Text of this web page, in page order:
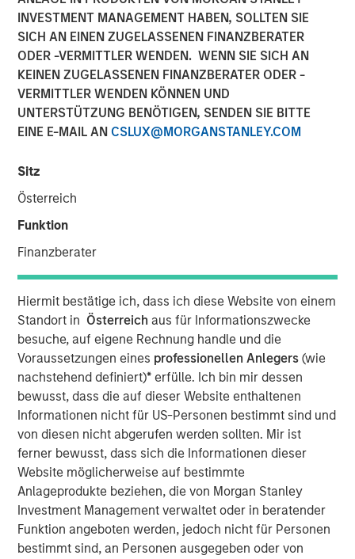
INVESTMENT MANAGEMENT HABEN, SOLLTEN SIE
SICH AN EINEN ZUGELASSENEN FINANZBERATER
ODER -VERMITTLER WENDEN. WENN SIE SICH AN
KEINEN ZUGELASSENEN FINANZBERATER ODER -
VERMITTLER WENDEN KÖNNEN UND
UNTERSTÜTZUNG BENÖTIGEN, SENDEN SIE BITTE
EINE E-MAIL AN CSLUX@MORGANSTANLEY.COM
Sitz
Österreich
Funktion
Finanzberater
Hiermit bestätige ich, dass ich diese Website von einem
Standort in Österreich aus für Informationszwecke
besuche, auf eigene Rechnung handle und die
Voraussetzungen eines professionellen Anlegers(wie
nachstehend definiert)* erfülle. Ich bin mir dessen
bewusst, dass die auf dieser Website enthaltenen
Informationen nicht für US-Personen bestimmt sind und
von diesen nicht abgerufen werden sollten. Mir ist
ferner bewusst, dass sich die Informationen dieser
Website möglicherweise auf bestimmte
Anlageprodukte beziehen, die von Morgan Stanley
Investment Management verwaltet oder in beratender
Funktion angeboten werden, jedoch nicht für Personen
bestimmt sind, an Personen ausgegeben oder von
Brad Godfrey, CFA
Managing Director
Video
Anleihen der Schwellenländer verzeichnen neue
Kapitalzuflüsse – und das aus gutem Grund. Die
Bewertungen erscheinen attraktiv, die Fundamentaldaten
verbessern sich, und die Anleger versuchen erneut, sich
über die USA hinaus zu diversifizieren. Wir konzentrieren
uns auf die politische Ausrichtung, die lokale
Marktdynamik und die Anlegerstimmung als wesentliche
Performancetreiber in diesem von Veränderungen
geprägten globalen Umfeld. Sehen Sie sich unser Video
an und erfahren Sie mehr.
Emerging Markets Debt Team